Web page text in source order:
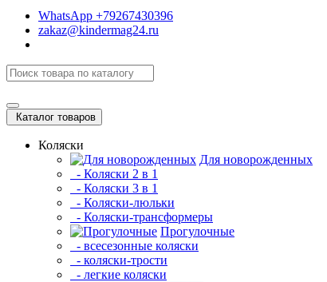
WhatsApp +79267430396
zakaz@kindermag24.ru
Каталог товаров
Коляски
Для новорожденных
- Коляски 2 в 1
- Коляски 3 в 1
- Коляски-люльки
- Коляски-трансформеры
Прогулочные
- всесезонные коляски
- коляски-трости
- легкие коляски